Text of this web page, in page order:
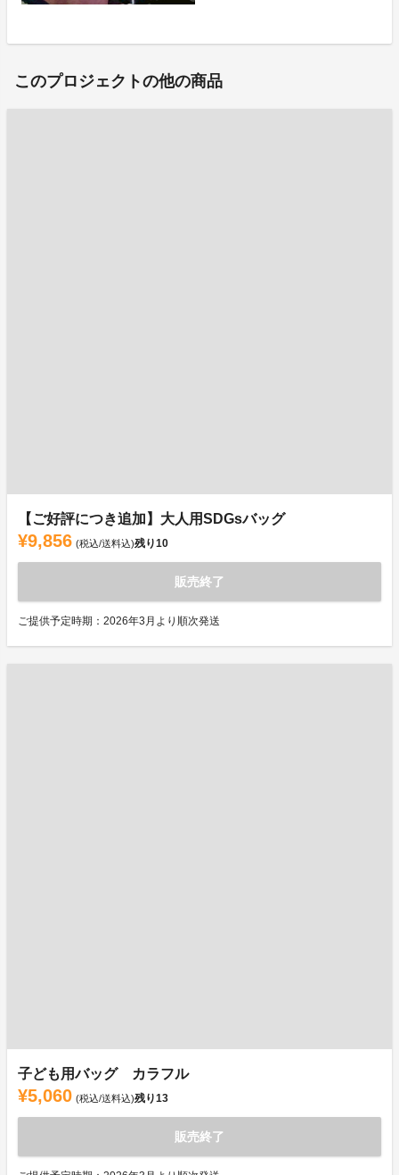
このプロジェクトの他の商品
【ご好評につき追加】大人用SDGsバッグ
¥9,856 (税込/送料込)残り10
販売終了
ご提供予定時期：2026年3月より順次発送
子ども用バッグ カラフル
¥5,060 (税込/送料込)残り13
販売終了